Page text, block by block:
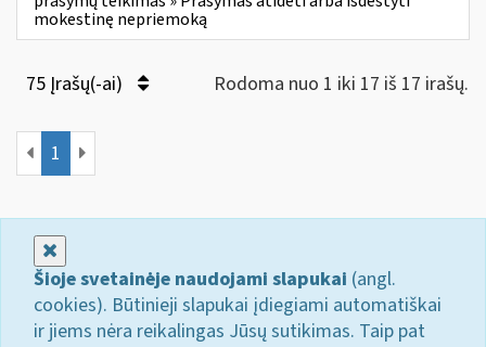
mokestinę nepriemoką
75 Įrašų(-ai) Rodoma nuo 1 iki 17 iš 17 irašų.
1
Šioje svetainėje naudojami slapukai (angl.
cookies). Būtinieji slapukai įdiegiami automatiškai
ir jiems nėra reikalingas Jūsų sutikimas. Taip pat